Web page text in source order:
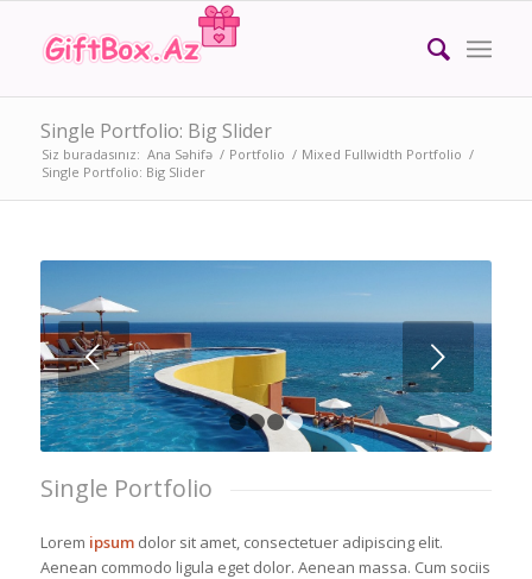
Single Portfolio: Big Slider
Siz buradasınız: Ana Səhifə / Portfolio / Mixed Fullwidth Portfolio /
Single Portfolio: Big Slider
LOREM IPSUM
DOLOR
Lorem ipsum dolor sit amet, consectetuer
adipiscing elit. Aenean commodo ligula eget
dolor.
Next
1 2 3 4
Single Portfolio
Lorem ipsumdolor sit amet, consectetuer adipiscing elit.
Aenean commodo ligula eget dolor. Aenean massa. Cum sociis